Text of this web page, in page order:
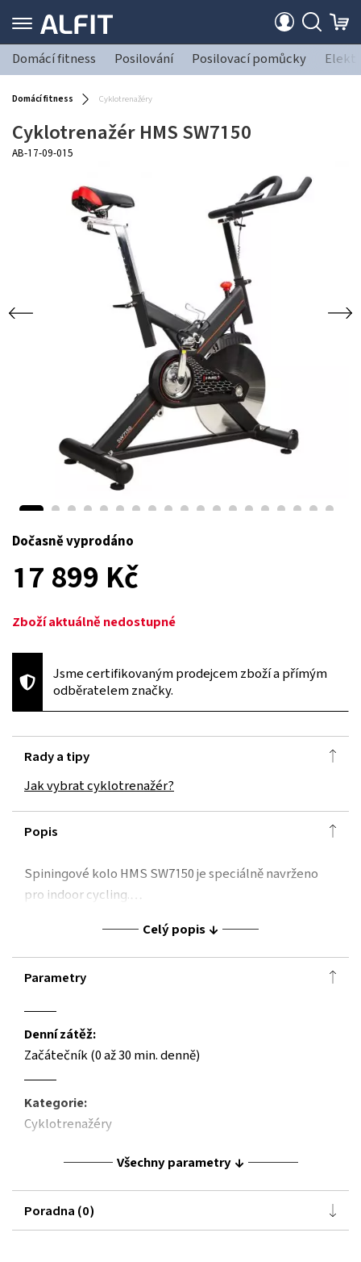
Domácí fitness Posilování Posilovací pomůcky
Domácí fitness Cyklotrenažéry
Cyklotrenažér HMS SW7150
AB-17-09-015
Dočasně vyprodáno
17 899 Kč
Zboží aktuálně nedostupné
Jsme certifikovaným prodejcem zboží a přímým
odběratelem značky.
Rady a tipy
Jak vybrat cyklotrenažér?
Popis
Spiningové kolo HMS SW7150 je speciálně navrženo
pro indoor cycling.…
Celý popis
Parametry
Denní zátěž:
Začátečník (0 až 30 min. denně)
Kategorie:
Cyklotrenažéry
Všechny parametry
Poradna (0)